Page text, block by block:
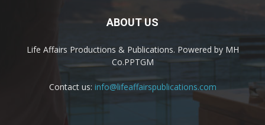
ABOUT US
Life Affairs Productions & Publications. Powered by MH
Co.PPTGM
Contact us: info@lifeaffairspublications.com